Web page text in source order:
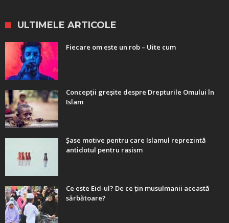
ULTIMELE ARTICOLE
Fiecare om este un rob – Uite cum
Concepții greșite despre Drepturile Omului în
Islam
Șase motive pentru care Islamul reprezintă
antidotul pentru rasism
Ce este Eid-ul? De ce țin musulmanii această
sărbătoare?